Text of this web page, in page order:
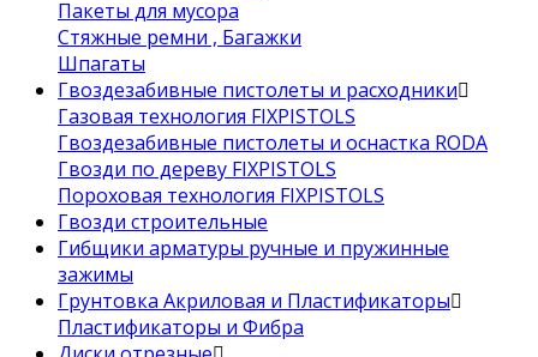
Пакеты для мусора
Стяжные ремни , Багажки
Шпагаты
Гвоздезабивные пистолеты и расходники
Газовая технология FIXPISTOLS
Гвоздезабивные пистолеты и оснастка RODA
Гвозди по дереву FIXPISTOLS
Пороховая технология FIXPISTOLS
Гвозди строительные
Гибщики арматуры ручные и пружинные
зажимы
Грунтовка Акриловая и Пластификаторы
Пластификаторы и Фибра